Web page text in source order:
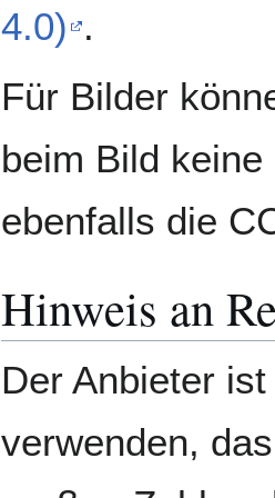
4.0) .
Für Bilder
beim Bild
ebenfalls die
Hinweis an
Der Anbieter
verwenden,